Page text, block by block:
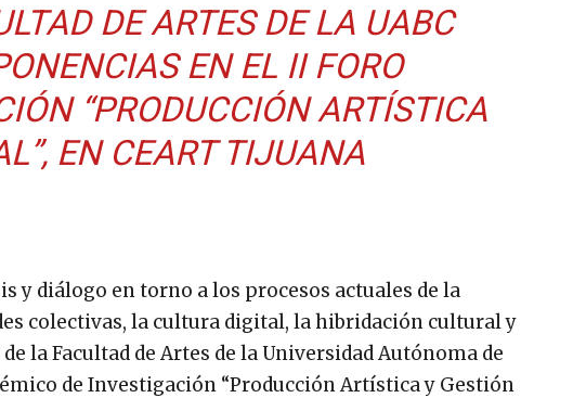
DE ARTES DE LA UABC
EN EL II FORO
“PRODUCCIÓN ARTÍSTICA
EN CEART TIJUANA
y diálogo en torno a los procesos actuales de la
colectivas, la cultura digital, la hibridación cultural y
la Facultad de Artes de la Universidad Autónoma de
de Investigación “Producción Artística y Gestión